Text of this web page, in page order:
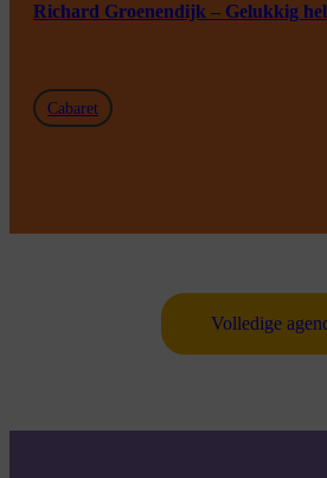
Richard Groenendijk – Gelukkig
Cabaret
Volledige